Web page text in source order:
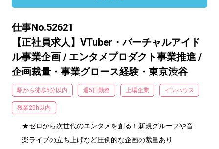
仕事No.52621
【正社員求人】VTuber・バーチャルアイド
ル事業企画 / エンタメプロダクト事業推進 /
企画裁量・事業グロース経験・東京渋谷
駅から徒歩5分以内 週5日勤務 上場企業 インハウス
残業20h以内
★ゼロから次世代のエンタメを創る！新規グループや音
楽ライブの立ち上げなど圧倒的な企画の裁量あり